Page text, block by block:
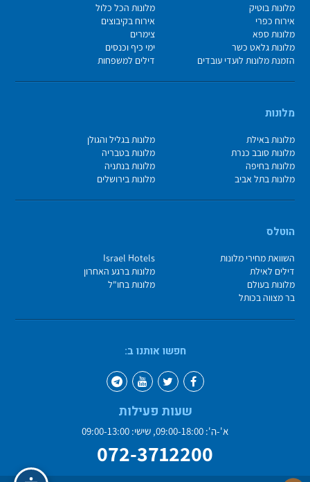
מלונות בוטיק
מלונות הכל כלול
אירוח כפרי
אירוח בקיבוצים
מלונות ספא
צימרים
מלונות גלאט כשר
ימי כיף וכנסים
הזמנת מלונות לועדי עובדים
דילים למשפחות
מלונות
מלונות באילת
מלונות בגליל והגולן
מלונות סובב כנרת
מלונות בטבריה
מלונות בחיפה
מלונות בנתניה
מלונות בתל אביב
מלונות בירושלים
הוטלס
השוואת מחירי מלונות
Israel Hotels
דילים לאילת
מלונות ברגע האחרון
מלונות בעולם
מלונות בחו"ל
בר מצווה בכותל
חפשו אותנו ב:
שעות פעילות
א'-ה': 09:00-18:00, שישי: 09:00-13:00
072-3712200